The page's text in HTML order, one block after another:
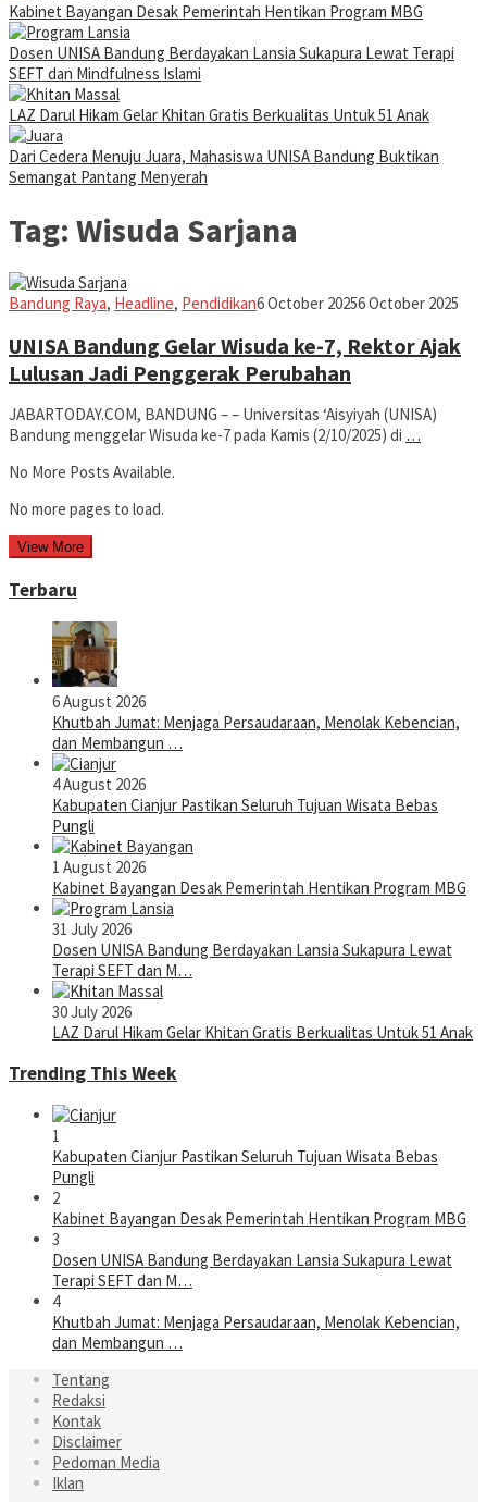
Kabinet Bayangan Desak Pemerintah Hentikan Program MBG
Dosen UNISA Bandung Berdayakan Lansia Sukapura Lewat Terapi
SEFT dan Mindfulness Islami
LAZ Darul Hikam Gelar Khitan Gratis Berkualitas Untuk 51 Anak
Dari Cedera Menuju Juara, Mahasiswa UNISA Bandung Buktikan
Semangat Pantang Menyerah
Tag: Wisuda Sarjana
Bandung Raya, Headline, PendidikanIman
6 October 20256 October 2025
UNISA Bandung Gelar Wisuda ke-7, Rektor Ajak
Lulusan Jadi Penggerak Perubahan
JABARTODAY.COM, BANDUNG – – Universitas ‘Aisyiyah (UNISA)
Bandung menggelar Wisuda ke-7 pada Kamis (2/10/2025) di …
No More Posts Available.
No more pages to load.
View More
Terbaru
6 August 2026
Khutbah Jumat: Menjaga Persaudaraan, Menolak Kebencian,
dan Membangun …
4 August 2026
Kabupaten Cianjur Pastikan Seluruh Tujuan Wisata Bebas
Pungli
1 August 2026
Kabinet Bayangan Desak Pemerintah Hentikan Program MBG
31 July 2026
Dosen UNISA Bandung Berdayakan Lansia Sukapura Lewat
Terapi SEFT dan M…
30 July 2026
LAZ Darul Hikam Gelar Khitan Gratis Berkualitas Untuk 51 Anak
Trending This Week
1
Kabupaten Cianjur Pastikan Seluruh Tujuan Wisata Bebas
Pungli
2
Kabinet Bayangan Desak Pemerintah Hentikan Program MBG
3
Dosen UNISA Bandung Berdayakan Lansia Sukapura Lewat
Terapi SEFT dan M…
4
Khutbah Jumat: Menjaga Persaudaraan, Menolak Kebencian,
dan Membangun …
Tentang
Redaksi
Kontak
Disclaimer
Pedoman Media
Iklan